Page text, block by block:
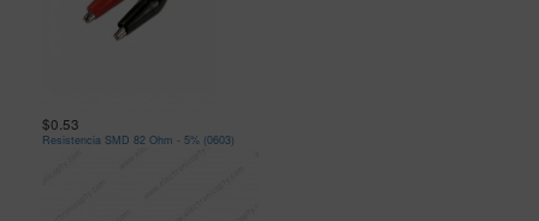
$0.53
Resistencia SMD 82 Ohm - 5% (0603)